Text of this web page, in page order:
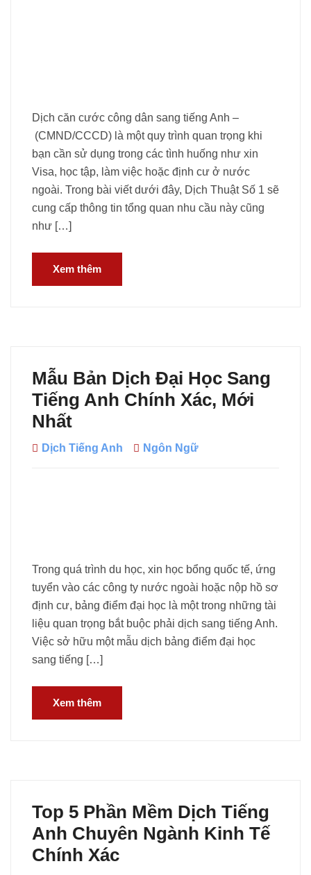
Dịch căn cước công dân sang tiếng Anh –
(CMND/CCCD) là một quy trình quan trọng khi
bạn cần sử dụng trong các tình huống như xin
Visa, học tập, làm việc hoặc định cư ở nước
ngoài. Trong bài viết dưới đây, Dịch Thuật Số 1 sẽ
cung cấp thông tin tổng quan nhu cầu này cũng
như […]
Xem thêm
Mẫu Bản Dịch Đại Học Sang
Tiếng Anh Chính Xác, Mới
Nhất
Dịch Tiếng Anh Ngôn Ngữ
Trong quá trình du học, xin học bổng quốc tế, ứng
tuyển vào các công ty nước ngoài hoặc nộp hồ sơ
định cư, bảng điểm đại học là một trong những tài
liệu quan trọng bắt buộc phải dịch sang tiếng Anh.
Việc sở hữu một mẫu dịch bảng điểm đại học
sang tiếng […]
Xem thêm
Top 5 Phần Mềm Dịch Tiếng
Anh Chuyên Ngành Kinh Tế
Chính Xác